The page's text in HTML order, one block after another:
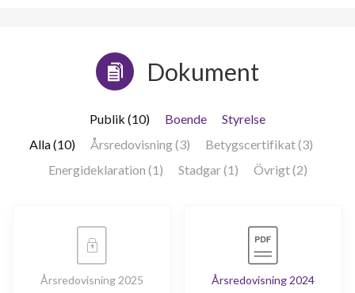
Dokument
Publik (10) Boende
Styrelse
Alla (10)
Årsredovisning (3)
Betygscertifikat (3)
Energideklaration (1)
Stadgar (1) Övrigt (2)
Årsredovisning 2025 Årsredovisning 2024